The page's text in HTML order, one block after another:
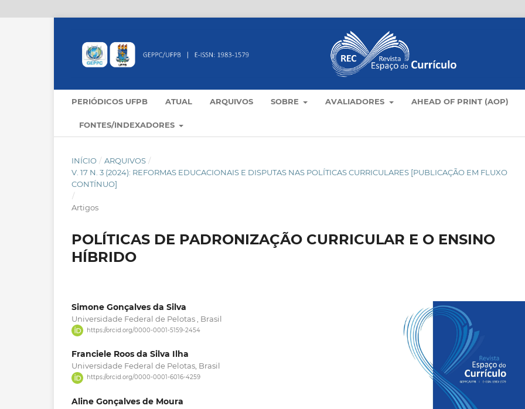
PERIÓDICOS UFPB ATUAL ARQUIVOS SOBRE AVALIADORES AHEAD OF PRINT (AOP)
FONTES/INDEXADORES
INÍCIO / ARQUIVOS /
V. 17 N. 3 (2024): REFORMAS EDUCACIONAIS E DISPUTAS NAS POLÍTICAS CURRICULARES [PUBLICAÇÃO EM FLUXO
CONTÍNUO]
/
Artigos
POLÍTICAS DE PADRONIZAÇÃO CURRICULAR E O ENSINO
HÍBRIDO
Simone Gonçalves da Silva
Universidade Federal de Pelotas , Brasil
https://orcid.org/0000-0001-5159-2454
Franciele Roos da Silva Ilha
Universidade Federal de Pelotas, Brasil
https://orcid.org/0000-0001-6016-4259
Aline Gonçalves de Moura